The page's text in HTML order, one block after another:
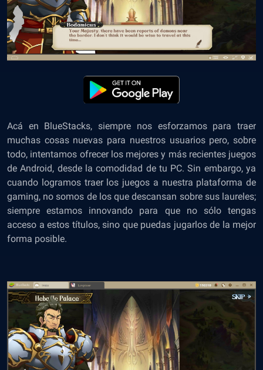
Acá en BlueStacks, siempre nos esforzamos para traer
muchas cosas nuevas para nuestros usuarios pero, sobre
todo, intentamos ofrecer los mejores y más recientes juegos
de Android, desde la comodidad de tu PC. Sin embargo, ya
cuando logramos traer los juegos a nuestra plataforma de
gaming, no somos de los que descansan sobre sus laureles;
siempre estamos innovando para que no sólo tengas
acceso a estos títulos, sino que puedas jugarlos de la mejor
forma posible.